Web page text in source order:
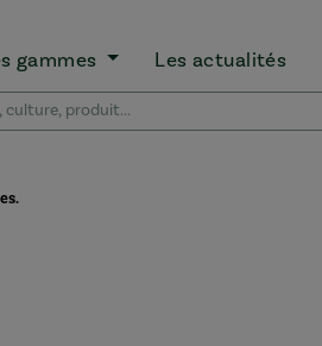
gammes Les actualités